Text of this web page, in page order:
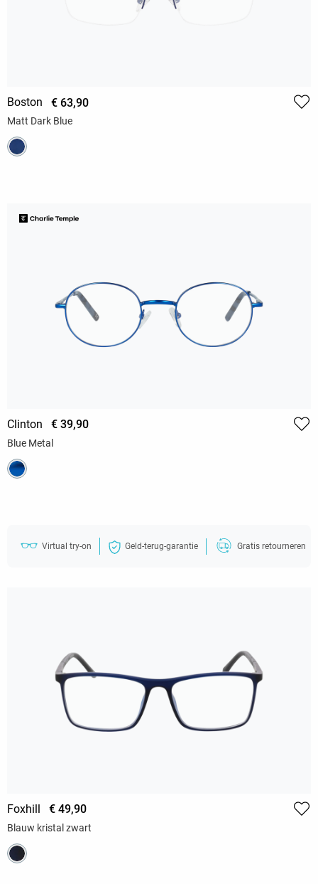
Boston € 63,90
Matt Dark Blue
Clinton € 39,90
Blue Metal
Virtual try-on Geld-terug-garantie Gratis retourneren
Foxhill € 49,90
Blauw kristal zwart